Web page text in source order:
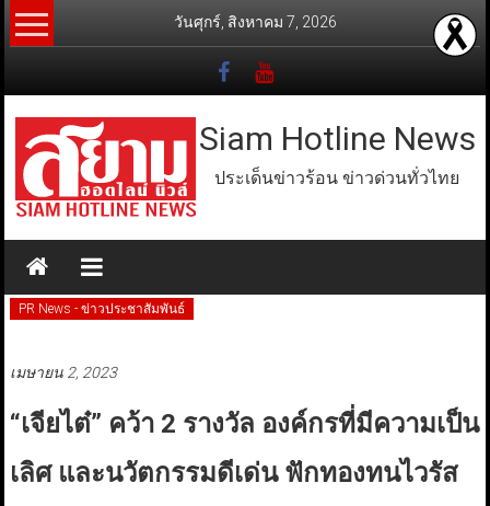
Skip
to
วันศุกร์, สิงหาคม 7, 2026
Siam Hotline News
ประเด็นข่าวร้อน ข่าวด่วนทั่วไทย
PR News - ข่าวประชาสัมพันธ์
เมษายน 2, 2023
“เจียไต๋” คว้า 2 รางวัล องค์กรที่มีความเป็น
เลิศ และนวัตกรรมดีเด่น ฟักทองทนไวรัส